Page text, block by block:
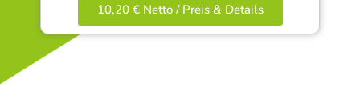
10,20 € Netto / Preis & Details